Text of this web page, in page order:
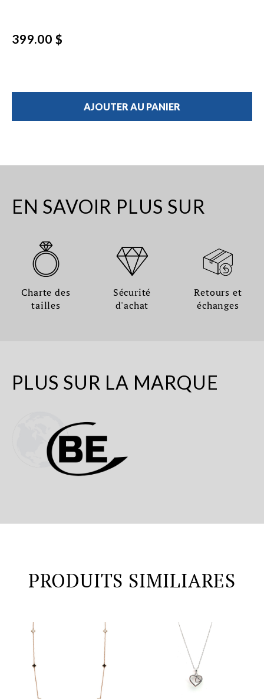
399.00 $
AJOUTER AU PANIER
EN SAVOIR PLUS SUR
Charte des
tailles
Sécurité
d'achat
Retours et
échanges
PLUS SUR LA MARQUE
PRODUITS SIMILIARES